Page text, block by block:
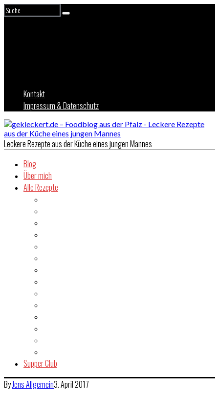
Kontakt
Impressum & Datenschutz
Leckere Rezepte aus der Küche eines jungen Mannes
Blog
Über mich
Alle Rezepte
Supper Club
ByJensAllgemein3. April 2017